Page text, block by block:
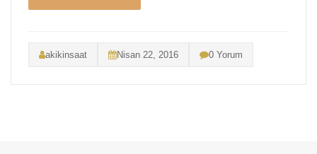
akikinsaat Nisan 22, 2016 0 Yorum